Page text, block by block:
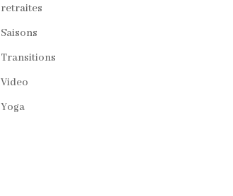
retraites
Saisons
Transitions
Video
Yoga